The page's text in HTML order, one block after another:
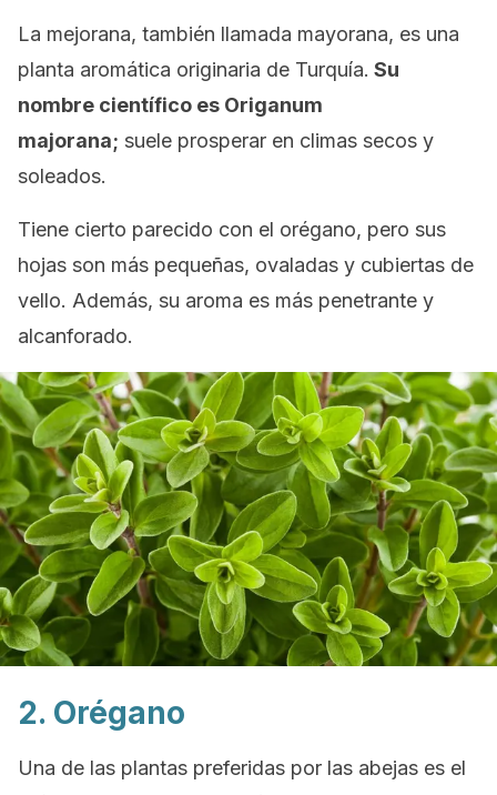
La mejorana, también llamada mayorana, es una
planta aromática originaria de Turquía. Su
nombre científico es Origanum
majorana; suele prosperar en climas secos y
soleados.
Tiene cierto parecido con el orégano, pero sus
hojas son más pequeñas, ovaladas y cubiertas de
vello. Además, su aroma es más penetrante y
alcanforado.
2. Orégano
Una de las plantas preferidas por las abejas es el